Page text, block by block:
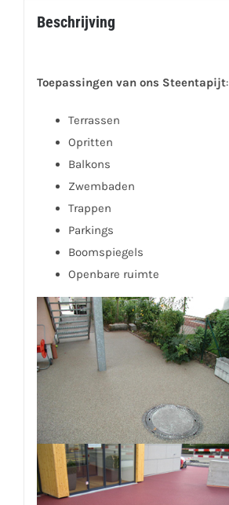
Beschrijving
Toepassingen van ons Steentapijt:
Terrassen
Opritten
Balkons
Zwembaden
Trappen
Parkings
Boomspiegels
Openbare ruimte